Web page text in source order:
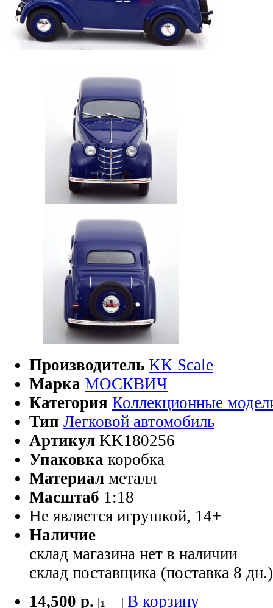
Производитель KK Scale
Марка МОСКВИЧ
Категория Коллекционные
Тип Легковой автомобиль
Артикул KK180256
Упаковка коробка
Материал металл
Масштаб 1:18
Не является игрушкой, 14+
Наличие
склад магазина нет в наличии
склад поставщика (поставка 8
14,500 р.
В корзину